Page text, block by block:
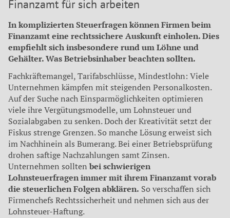
Finanzamt für sich arbeiten
In komplizierten Steuerfragen können Firmen beim
Finanzamt eine rechtssichere Auskunft einholen. Dies
empfiehlt sich insbesondere rund um Löhne und
Gehälter. Was Betriebsinhaber beachten sollten.
Fachkräftemangel, Tarifabschlüsse, Mindestlohn: Viele
Unternehmen kämpfen mit steigenden Personalkosten.
Auf der Suche nach Einsparmöglichkeiten optimieren
viele ihre Vergütungsmodelle, um Lohnsteuer und
Sozialabgaben zu senken. Doch der Kreativität setzt der
Fiskus strenge Grenzen. So manche Lösung erweist sich
im Nachhinein als Bumerang. Bei einer Betriebsprüfung
drohen saftige Nachzahlungen samt Zinsen.
Unternehmen sollten bei schwierigen
Lohnsteuerfragen immer mit ihrem Finanzamt vorab
die steuerlichen Folgen abklären. So verschaffen sich
Firmenchefs Rechtssicherheit und nehmen sich aus der
Lohnsteuer-Haftung.